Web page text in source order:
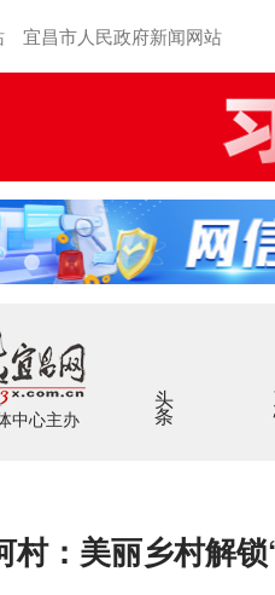
宜昌市人民政府新闻网站
中心主办
头条
村：美丽乡村解